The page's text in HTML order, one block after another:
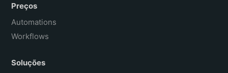
Preços
Automations
Workflows
Soluções